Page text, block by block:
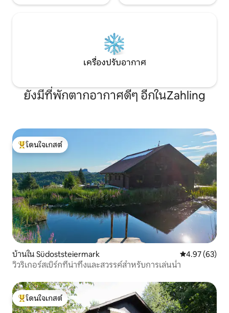
เครื่องปรับอากาศ
ยังมีที่พักตากอากาศดีๆ อีกในZahling
โดนใจเกสต์ที่สุด
โดนใจเกสต์
บ้านใน Südoststeiermark คะแนนเฉลี่ย
4.97 (63)
วิวริเกอร์สเบิร์กที่น่าทึ่งและสวรรค์สำหรับการเล่นน้ำ
โดนใจเกสต์ที่สุด
โดนใจเกสต์